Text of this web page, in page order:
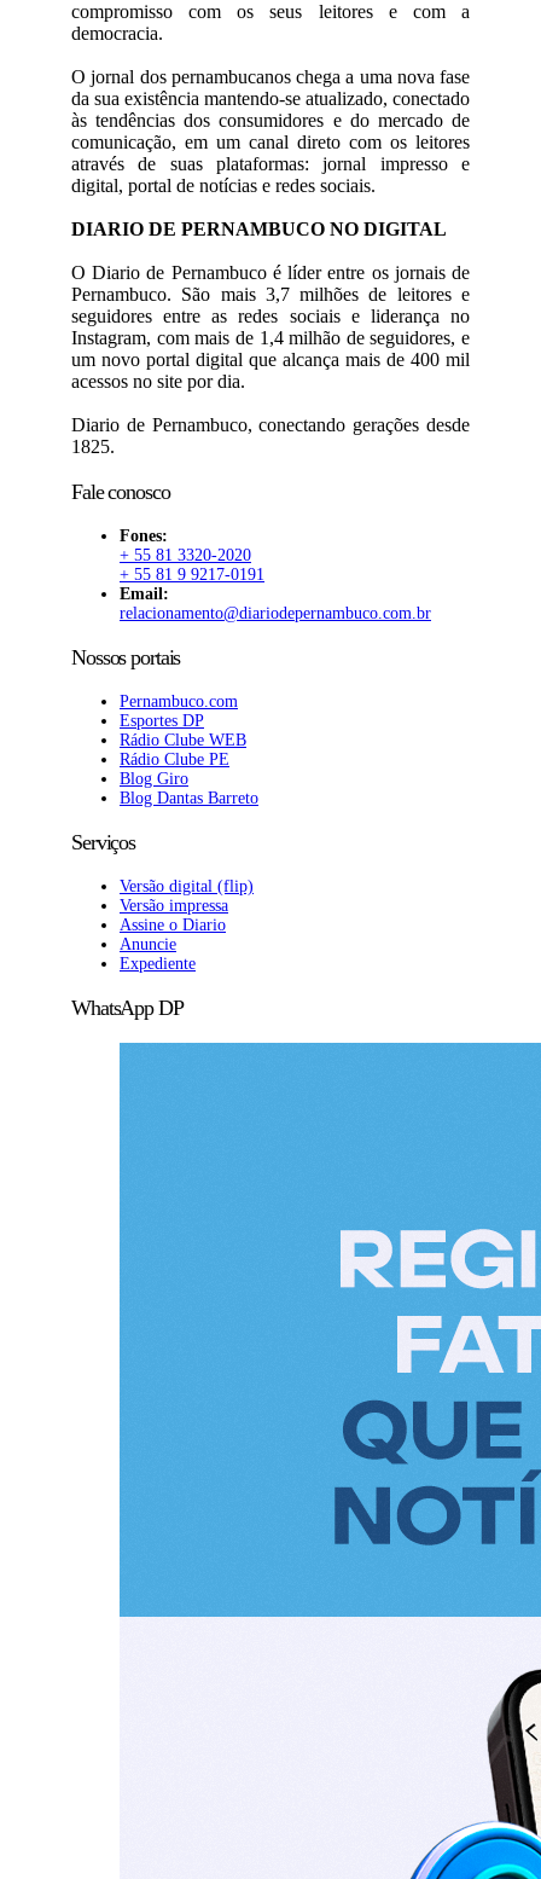
compromisso com os seus leitores e com a
democracia.
O jornal dos pernambucanos chega a uma nova fase
da sua existência mantendo-se atualizado, conectado
às tendências dos consumidores e do mercado de
comunicação, em um canal direto com os leitores
através de suas plataformas: jornal impresso e
digital, portal de notícias e redes sociais.
DIARIO DE PERNAMBUCO NO DIGITAL
O Diario de Pernambuco é líder entre os jornais de
Pernambuco. São mais 3,7 milhões de leitores e
seguidores entre as redes sociais e liderança no
Instagram, com mais de 1,4 milhão de seguidores, e
um novo portal digital que alcança mais de 400 mil
acessos no site por dia.
Diario de Pernambuco, conectando gerações desde
1825.
Fale conosco
Fones:
+ 55 81 3320-2020
+ 55 81 9 9217-0191
Email:
relacionamento@diariodepernambuco.com.br
Nossos portais
Pernambuco.com
Esportes DP
Rádio Clube WEB
Rádio Clube PE
Blog Giro
Blog Dantas Barreto
Serviços
Versão digital (flip)
Versão impressa
Assine o Diario
Anuncie
Expediente
WhatsApp DP